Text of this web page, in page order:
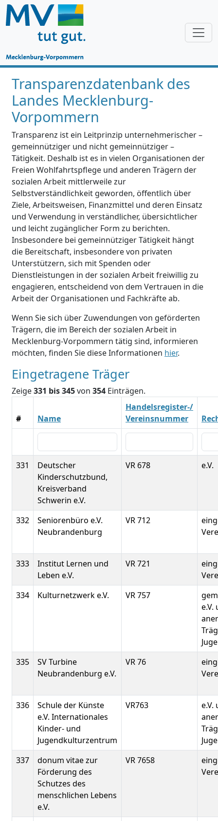
Transparenzdatenbank des
Landes Mecklenburg-
Vorpommern
Transparenz ist ein Leitprinzip unternehmerischer –
gemeinnütziger und nicht gemeinnütziger –
Tätigkeit. Deshalb ist es in vielen Organisationen der
Freien Wohlfahrtspflege und anderen Trägern der
sozialen Arbeit mittlerweile zur
Selbstverständlichkeit geworden, öffentlich über
Ziele, Arbeitsweisen, Finanzmittel und deren Einsatz
und Verwendung in verständlicher, übersichtlicher
und leicht zugänglicher Form zu berichten.
Insbesondere bei gemeinnütziger Tätigkeit hängt
die Bereitschaft, insbesondere von privaten
Unterstützern, sich mit Spenden oder
Dienstleistungen in der sozialen Arbeit freiwillig zu
engagieren, entscheidend von dem Vertrauen in die
Arbeit der Organisationen und Fachkräfte ab.
Wenn Sie sich über Zuwendungen von geförderten
Trägern, die im Bereich der sozialen Arbeit in
Mecklenburg-Vorpommern tätig sind, informieren
möchten, finden Sie diese Informationen hier.
Eingetragene Träger
Zeige331 bis 345von 354 Einträgen.
# Name
Handelsregister-/
Vereinsnummer
331
Deutscher
Kinderschutzbund,
Kreisverband
Schwerin e.V.
VR 678 e.V.
332
Seniorenbüro e.V.
Neubrandenburg
VR 712
333
Institut Lernen und
Leben e.V.
VR 721
334
Kulturnetzwerk e.V. VR 757
e.V.
335
SV Turbine
Neubrandenburg e.V.
VR 76
336
Schule der Künste
e.V. Internationales
Kinder- und
Jugendkulturzentrum
VR763
e.V.
337
donum vitae zur
Förderung des
Schutzes des
menschlichen Lebens
e.V.
VR 7658